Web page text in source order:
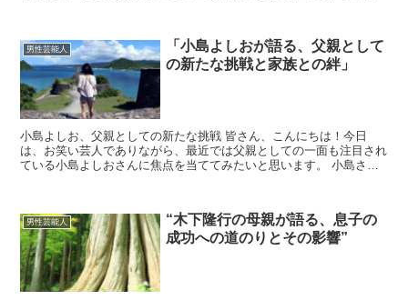
男性芸能人
「小島よしおが語る、父親として
の新たな挑戦と家族との絆」
小島よしお、父親としての新たな挑戦 皆さん、こんにちは！今日
は、お笑い芸人でありながら、最近では父親としての一面も注目され
ている小島よしおさんに焦点を当ててみたいと思います。 小島さん
男性芸能人
“木下隆行の母親が語る、息子の
成功への道のりとその影響”